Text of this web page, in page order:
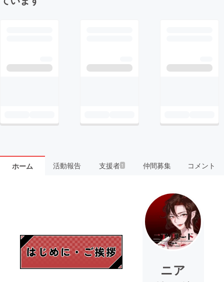
ホーム 活動報告 支援者 1 仲間募集 コメント
ニア